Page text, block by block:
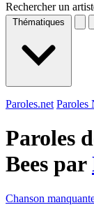
Rechercher un
Thématiques
Paroles.net Paroles
Paroles
Bees par
Chanson